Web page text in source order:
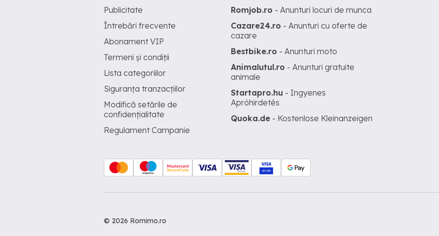
Publicitate
Întrebări frecvente
Abonament VIP
Termeni și condiții
Lista categoriilor
Siguranța tranzacțiilor
Modifică setările de
confidențialitate
Regulament Campanie
Romjob.ro - Anunturi locuri de munca
Cazare24.ro - Anunturi cu oferte de
cazare
Bestbike.ro - Anunturi moto
Animalutul.ro - Anunturi gratuite
animale
Startapro.hu - Ingyenes
Apróhirdetés
Quoka.de - Kostenlose Kleinanzeigen
© 2026 Romimo.ro